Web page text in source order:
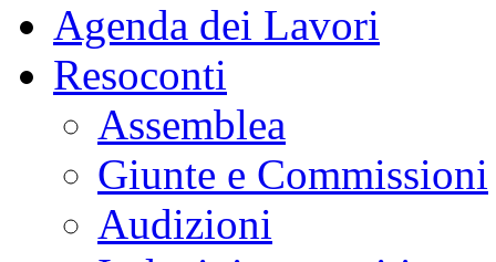
Agenda dei Lavori
Resoconti
Assemblea
Giunte e Commissioni
Audizioni